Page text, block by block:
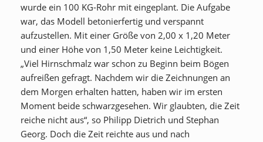
wurde ein 100 KG-Rohr mit eingeplant. Die Aufgabe
war, das Modell betonierfertig und verspannt
aufzustellen. Mit einer Größe von 2,00 x 1,20 Meter
und einer Höhe von 1,50 Meter keine Leichtigkeit.
„Viel Hirnschmalz war schon zu Beginn beim Bögen
aufreißen gefragt. Nachdem wir die Zeichnungen an
dem Morgen erhalten hatten, haben wir im ersten
Moment beide schwarzgesehen. Wir glaubten, die Zeit
reiche nicht aus“, so Philipp Dietrich und Stephan
Georg. Doch die Zeit reichte aus und nach